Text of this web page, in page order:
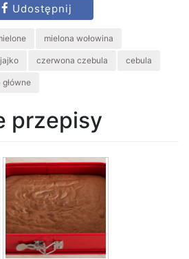
Udostępnij
mielona wołowina
jajko czerwona czebula cebula
główne
przepisy